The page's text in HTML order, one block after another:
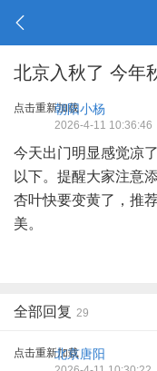
北京入秋了 今年
点击重新加载朝阳小杨
2026-4-11 10:36:46
今天出门明显感觉凉
以下。提醒大家注意
杏叶快要变黄了，推
美。
全部回复 29
点击重新加载北京唐阳